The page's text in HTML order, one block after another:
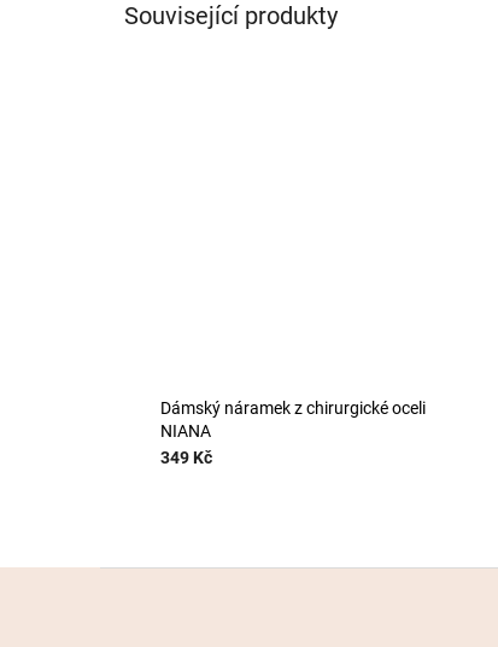
Související produkty
Dámský náramek z chirurgické oceli
NIANA
349 Kč